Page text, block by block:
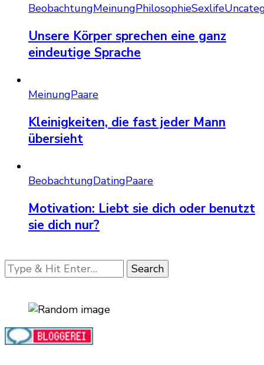
BeobachtungMeinungPhilosophieSexlife
Unsere Körper sprechen eine ganz
eindeutige Sprache
MeinungPaare
Kleinigkeiten, die fast jeder Mann
übersieht
BeobachtungDatingPaare
Motivation: Liebt sie dich oder benutzt
sie dich nur?
Looking
for